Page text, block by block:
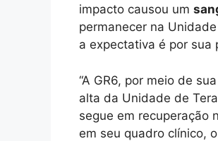
impacto causou um
permanecer na
a expectativa é por sua
“A GR6, por meio de
alta da Unidade de
segue em recuperação
em seu quadro clínico,